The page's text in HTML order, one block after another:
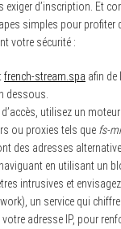
exiger d’inscription. Et
simples pour profiter
votre sécurité :
french-stream.spa afin de
dessous.
utilisez un
ou proxies tels que fs-
des adresses
en utilisant un
intrusives et
un service qui
adresse IP, pour